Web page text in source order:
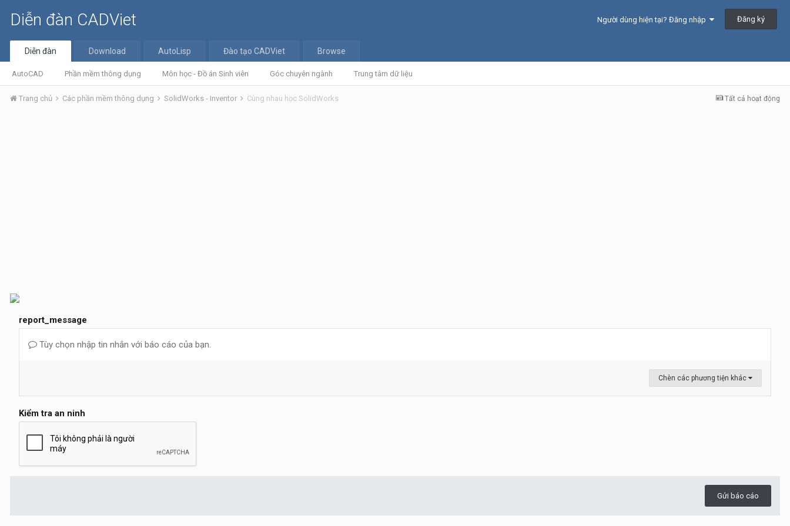
Diễn đàn CADViet Người dùng hiện tại? Đăng nhập Đăng ký
Diễn đàn
AutoCAD Phần mềm thông dụng Môn học - Đồ án Sinh viên Góc chuyên ngành Trung tâm dữ liệu
Download AutoLisp Đào tạo CADViet Browse
Tất cả hoạt động
Trang chủ Các phần mềm thông dụng SolidWorks - Inventor Cùng nhau học SolidWorks
report_message
Tùy chọn nhập tin nhắn với báo cáo của bạn.
Chèn các phương tiện khác
Kiểm tra an ninh
Gửi báo cáo